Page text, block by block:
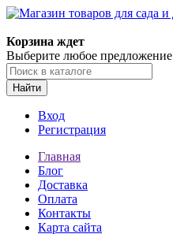
Корзина ждет
Выберите любое предложение
Найти
Вход
Регистрация
Главная
Блог
Доставка
Оплата
Контакты
Карта сайта